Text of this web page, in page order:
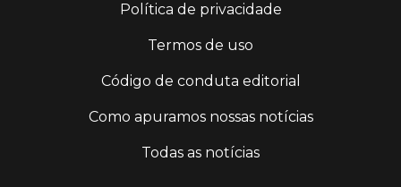
Política de privacidade
Termos de uso
Código de conduta editorial
Como apuramos nossas notícias
Todas as notícias